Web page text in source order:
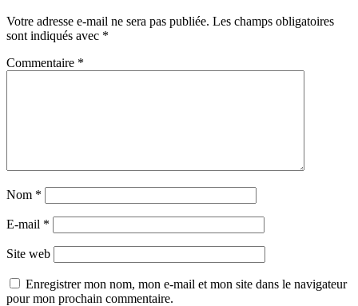
Votre adresse e-mail ne sera pas publiée. Les champs obligatoires
sont indiqués avec *
Commentaire *
Nom *
E-mail *
Site web
Enregistrer mon nom, mon e-mail et mon site dans le navigateur
pour mon prochain commentaire.